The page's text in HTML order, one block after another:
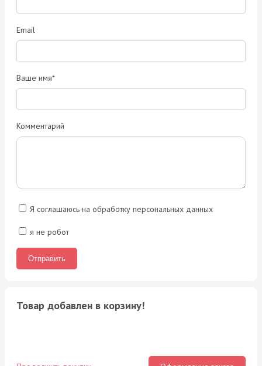
Email
Ваше имя*
Комментарий
Я соглашаюсь на обработку персональных данных
я не робот
Товар добавлен в корзину!